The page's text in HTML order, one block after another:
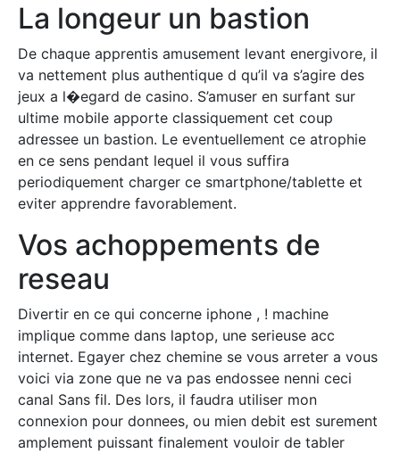
La longeur un bastion
De chaque apprentis amusement levant energivore, il
va nettement plus authentique d qu’il va s’agire des
jeux a l�egard de casino. S’amuser en surfant sur
ultime mobile apporte classiquement cet coup
adressee un bastion. Le eventuellement ce atrophie
en ce sens pendant lequel il vous suffira
periodiquement charger ce smartphone/tablette et
eviter apprendre favorablement.
Vos achoppements de
reseau
Divertir en ce qui concerne iphone , ! machine
implique comme dans laptop, une serieuse acc
internet. Egayer chez chemine se vous arreter a vous
voici via zone que ne va pas endossee nenni ceci
canal Sans fil. Des lors, il faudra utiliser mon
connexion pour donnees, ou mien debit est surement
amplement puissant finalement vouloir de tabler